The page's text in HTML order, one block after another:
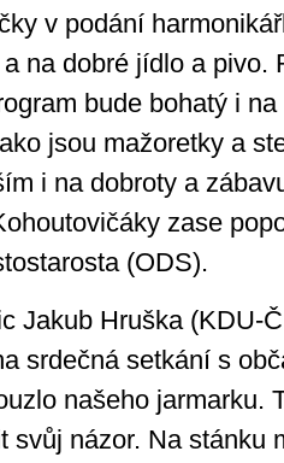
v podání
na dobré jídlo a pivo.
bude bohatý i
jsou mažoretky a
i na dobroty a
zase
(ODS).
Jakub Hruška (KDU-
srdečná setkání s
našeho jarmarku.
svůj názor. Na stánku